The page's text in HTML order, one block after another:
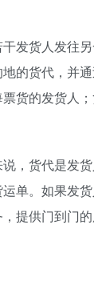
发货人发往
的货代，并
货的发货人
，货代是发
单。如果发
提供门到门的